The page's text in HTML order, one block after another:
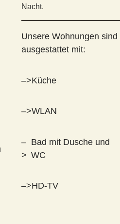
Nacht.
Unsere Wohnungen sind
ausgestattet mit:
–>Küche
–>WLAN
–
>
Bad mit Dusche und
WC
–>HD-TV